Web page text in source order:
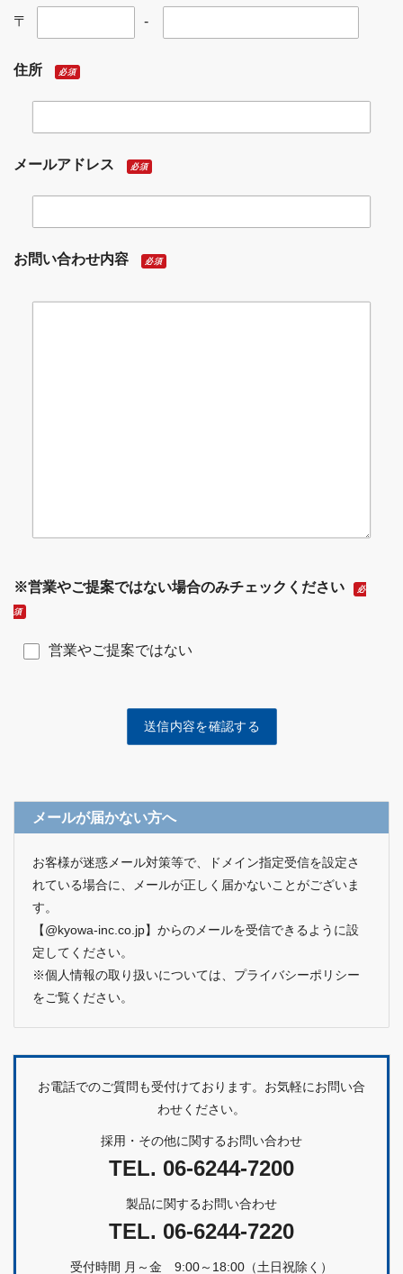
〒 -
住所 必須
メールアドレス 必須
お問い合わせ内容 必須
※営業やご提案ではない場合のみチェックください 必
須
営業やご提案ではない
メールが届かない方へ
お客様が迷惑メール対策等で、ドメイン指定受信を設定さ
れている場合に、メールが正しく届かないことがございま
す。
【@kyowa-inc.co.jp】からのメールを受信できるように設
定してください。
※個人情報の取り扱いについては、 プライバシーポリシー
をご覧ください。
お電話でのご質問も受付けております。お気軽にお問い合
わせください。
採用・その他に関するお問い合わせ
TEL. 06-6244-7200
製品に関するお問い合わせ
TEL. 06-6244-7220
受付時間 月～金 9:00～18:00（土日祝除く）